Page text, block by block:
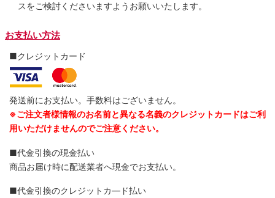
スをご検討くださいますようお願いいたします。
お支払い方法
■クレジットカード
発送前にお支払い。手数料はございません。
※ご注文者様情報のお名前と異なる名義のクレジットカードはご利
用いただけませんのでご注意ください。
■代金引換の現金払い
商品お届け時に配送業者へ現金でお支払い。
■代金引換のクレジットカ―ド払い